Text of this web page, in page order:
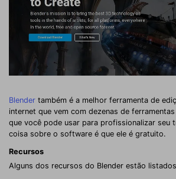
Blender também é a melhor ferramenta de
internet que vem com dezenas de
que você pode usar para profissionalizar seu
coisa sobre o software é que ele é gratuito.
Recursos
Alguns dos recursos do Blender estão